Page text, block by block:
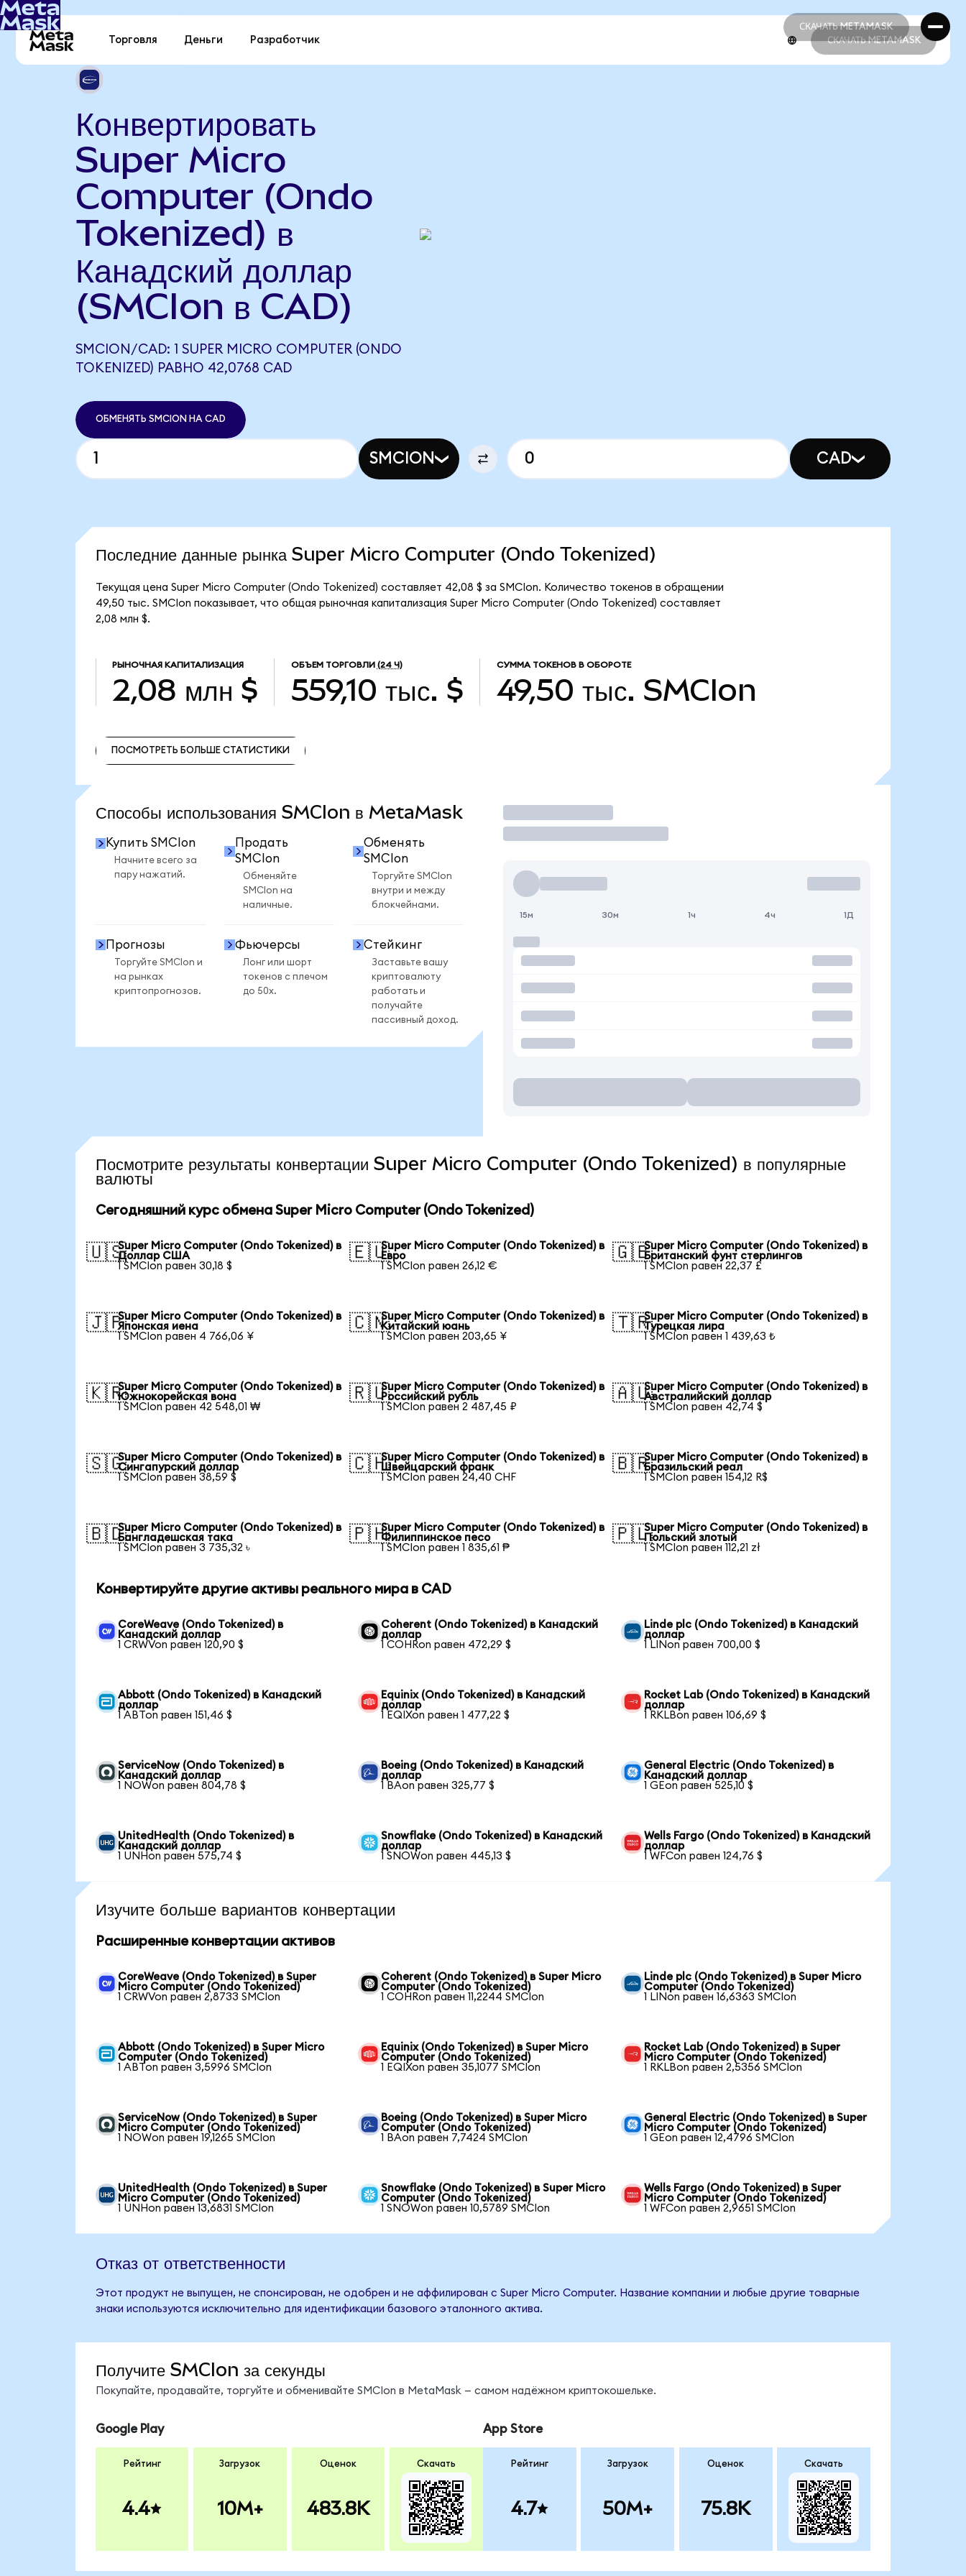
СКАЧАТЬ METAMASK
СКАЧАТЬ METAMASK
Торговля Деньги Разработчик СКАЧАТЬ METAMASK
Конвертировать
Super Micro
Computer (Ondo
Tokenized) в
Канадский доллар
(SMCIon в CAD)
SMCION/CAD: 1 SUPER MICRO COMPUTER (ONDO
TOKENIZED) РАВНО 42,0768 CAD
ОБМЕНЯТЬ SMCION НА CAD
SMCION CAD
Последние данные рынка Super Micro Computer (Ondo Tokenized)
Текущая цена Super Micro Computer (Ondo Tokenized) составляет 42,08 $ за SMCIon. Количество токенов в обращении
49,50 тыс. SMCIon показывает, что общая рыночная капитализация Super Micro Computer (Ondo Tokenized) составляет
2,08 млн $.
РЫНОЧНАЯ КАПИТАЛИЗАЦИЯ
2,08 млн $
ОБЪЕМ ТОРГОВЛИ (24 Ч)
559,10 тыс. $
СУММА ТОКЕНОВ В ОБОРОТЕ
49,50 тыс. SMCIon
ПОСМОТРЕТЬ БОЛЬШЕ СТАТИСТИКИ
Способы использования SMCIon в MetaMask
Купить SMCIon
Начните всего за
пару нажатий.
Продать
SMCIon
Обменяйте
SMCIon на
наличные.
Обменять
SMCIon
Торгуйте SMCIon
внутри и между
блокчейнами.
Прогнозы
Торгуйте SMCIon и
на рынках
криптопрогнозов.
Фьючерсы
Лонг или шорт
токенов с плечом
до 50x.
Стейкинг
Заставьте вашу
криптовалюту
работать и
получайте
пассивный доход.
Торговать
15м 30м 1ч 4ч 1Д
Посмотрите результаты конвертации Super Micro Computer (Ondo Tokenized) в популярные
валюты
Сегодняшний курс обмена Super Micro Computer (Ondo Tokenized)
🇺🇸Super Micro Computer (Ondo Tokenized) в
Доллар США
1 SMCIon равен 30,18 $
🇪🇺Super Micro Computer (Ondo Tokenized) в
Евро
1 SMCIon равен 26,12 €
🇬🇧Super Micro Computer (Ondo Tokenized) в
Британский фунт стерлингов
1 SMCIon равен 22,37 £
🇯🇵Super Micro Computer (Ondo Tokenized) в
Японская иена
1 SMCIon равен 4 766,06 ¥
🇨🇳Super Micro Computer (Ondo Tokenized) в
Китайский юань
1 SMCIon равен 203,65 ¥
🇹🇷Super Micro Computer (Ondo Tokenized) в
Турецкая лира
1 SMCIon равен 1 439,63 ₺
🇰🇷Super Micro Computer (Ondo Tokenized) в
Южнокорейская вона
1 SMCIon равен 42 548,01 ₩
🇷🇺Super Micro Computer (Ondo Tokenized) в
Российский рубль
1 SMCIon равен 2 487,45 ₽
🇦🇺Super Micro Computer (Ondo Tokenized) в
Австралийский доллар
1 SMCIon равен 42,74 $
🇸🇬Super Micro Computer (Ondo Tokenized) в
Сингапурский доллар
1 SMCIon равен 38,59 $
🇨🇭Super Micro Computer (Ondo Tokenized) в
Швейцарский франк
1 SMCIon равен 24,40 CHF
🇧🇷Super Micro Computer (Ondo Tokenized) в
Бразильский реал
1 SMCIon равен 154,12 R$
🇧🇩Super Micro Computer (Ondo Tokenized) в
Бангладешская така
1 SMCIon равен 3 735,32 ৳
🇵🇭Super Micro Computer (Ondo Tokenized) в
Филиппинское песо
1 SMCIon равен 1 835,61 ₱
🇵🇱Super Micro Computer (Ondo Tokenized) в
Польский злотый
1 SMCIon равен 112,21 zł
Конвертируйте другие активы реального мира в CAD
CoreWeave (Ondo Tokenized) в
Канадский доллар
1 CRWVon равен 120,90 $
Coherent (Ondo Tokenized) в Канадский
доллар
1 COHRon равен 472,29 $
Linde plc (Ondo Tokenized) в Канадский
доллар
1 LINon равен 700,00 $
Abbott (Ondo Tokenized) в Канадский
доллар
1 ABTon равен 151,46 $
Equinix (Ondo Tokenized) в Канадский
доллар
1 EQIXon равен 1 477,22 $
Rocket Lab (Ondo Tokenized) в Канадский
доллар
1 RKLBon равен 106,69 $
ServiceNow (Ondo Tokenized) в
Канадский доллар
1 NOWon равен 804,78 $
Boeing (Ondo Tokenized) в Канадский
доллар
1 BAon равен 325,77 $
General Electric (Ondo Tokenized) в
Канадский доллар
1 GEon равен 525,10 $
UnitedHealth (Ondo Tokenized) в
Канадский доллар
1 UNHon равен 575,74 $
Snowflake (Ondo Tokenized) в Канадский
доллар
1 SNOWon равен 445,13 $
Wells Fargo (Ondo Tokenized) в Канадский
доллар
1 WFCon равен 124,76 $
Изучите больше вариантов конвертации
Расширенные конвертации активов
CoreWeave (Ondo Tokenized) в Super
Micro Computer (Ondo Tokenized)
1 CRWVon равен 2,8733 SMCIon
Coherent (Ondo Tokenized) в Super Micro
Computer (Ondo Tokenized)
1 COHRon равен 11,2244 SMCIon
Linde plc (Ondo Tokenized) в Super Micro
Computer (Ondo Tokenized)
1 LINon равен 16,6363 SMCIon
Abbott (Ondo Tokenized) в Super Micro
Computer (Ondo Tokenized)
1 ABTon равен 3,5996 SMCIon
Equinix (Ondo Tokenized) в Super Micro
Computer (Ondo Tokenized)
1 EQIXon равен 35,1077 SMCIon
Rocket Lab (Ondo Tokenized) в Super
Micro Computer (Ondo Tokenized)
1 RKLBon равен 2,5356 SMCIon
ServiceNow (Ondo Tokenized) в Super
Micro Computer (Ondo Tokenized)
1 NOWon равен 19,1265 SMCIon
Boeing (Ondo Tokenized) в Super Micro
Computer (Ondo Tokenized)
1 BAon равен 7,7424 SMCIon
General Electric (Ondo Tokenized) в Super
Micro Computer (Ondo Tokenized)
1 GEon равен 12,4796 SMCIon
UnitedHealth (Ondo Tokenized) в Super
Micro Computer (Ondo Tokenized)
1 UNHon равен 13,6831 SMCIon
Snowflake (Ondo Tokenized) в Super Micro
Computer (Ondo Tokenized)
1 SNOWon равен 10,5789 SMCIon
Wells Fargo (Ondo Tokenized) в Super
Micro Computer (Ondo Tokenized)
1 WFCon равен 2,9651 SMCIon
Отказ от ответственности
Этот продукт не выпущен, не спонсирован, не одобрен и не аффилирован с Super Micro Computer. Название компании и любые другие товарные
знаки используются исключительно для идентификации базового эталонного актива.
Получите SMCIon за секунды
Покупайте, продавайте, торгуйте и обменивайте SMCIon в MetaMask — самом надёжном криптокошельке.
Google Play
Рейтинг
4.4
Загрузок
10M+
Оценок
483.8K
Скачать
App Store
Рейтинг
4.7
Загрузок
50M+
Оценок
75.8K
Скачать